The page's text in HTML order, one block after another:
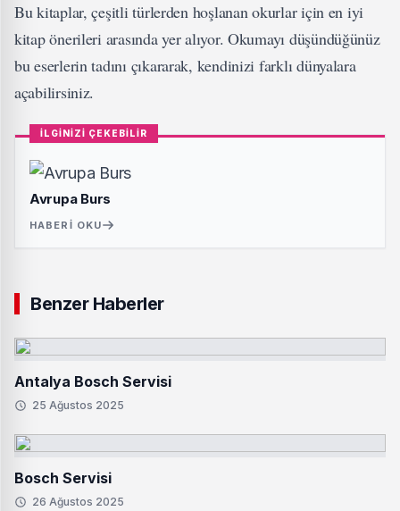
Bu kitaplar, çeşitli türlerden hoşlanan okurlar için en iyi
kitap önerileri arasında yer alıyor. Okumayı düşündüğünüz
bu eserlerin tadını çıkararak, kendinizi farklı dünyalara
açabilirsiniz.
İLGİNİZİ ÇEKEBİLİR
Avrupa Burs
HABERI OKU
Benzer Haberler
Antalya Bosch Servisi
25 Ağustos 2025
Bosch Servisi
26 Ağustos 2025